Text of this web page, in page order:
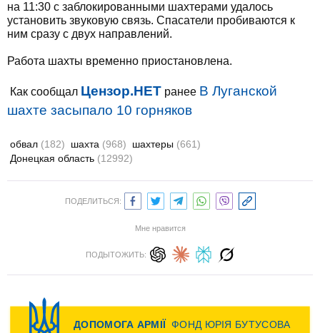
на 11:30 с заблокированными шахтерами удалось
установить звуковую связь. Спасатели пробиваются к
ним сразу с двух направлений.
Работа шахты временно приостановлена.
Как сообщал Цензор.НЕТ ранее В Луганской
шахте засыпало 10 горняков
обвал (182) шахта (968) шахтеры (661)
Донецкая область (12992)
ПОДЕЛИТЬСЯ:
Мне нравится
ПОДЫТОЖИТЬ: